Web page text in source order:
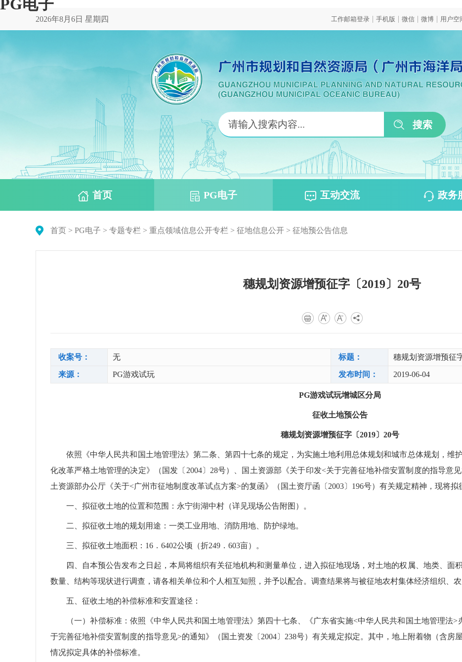
PG电子
2026年8月6日 星期四 工作邮箱登录 | 手机版 | 微信 | 微博 | 用户空
首页 PG电子 互动交流 政务
首页 > PG电子 > 专题专栏 > 重点领域信息公开专栏 > 征地信息公开 > 征地预公告信息
穗规划资源增预征字〔2019〕20号
收案号： 无 标题： 穗规划资源增预征
来源： PG游戏试玩 发布时间： 2019-06-04
PG游戏试玩增城区分局
征收土地预公告
穗规划资源增预征字〔2019〕20号
依照《中华人民共和国土地管理法》第二条、第四十七条的规定，为实施土地利用总体规划和城市总体规划，维
化改革严格土地管理的决定》（国发〔2004〕28号）、国土资源部《关于印发<关于完善征地补偿安置制度的指导意
土资源部办公厅《关于<广州市征地制度改革试点方案>的复函》（国土资厅函〔2003〕196号）有关规定精神，现将拟
一、拟征收土地的位置和范围：永宁街湖中村（详见现场公告附图）。
二、拟征收土地的规划用途：一类工业用地、消防用地、防护绿地。
三、拟征收土地面积：16．6402公顷（折249．603亩）。
四、自本预公告发布之日起，本局将组织有关征地机构和测量单位，进入拟征地现场，对土地的权属、地类、面
数量、结构等现状进行调查，请各相关单位和个人相互知照，并予以配合。调查结果将与被征地农村集体经济组织、
五、征收土地的补偿标准和安置途径：
（一）补偿标准：依照《中华人民共和国土地管理法》第四十七条、《广东省实施<中华人民共和国土地管理法
于完善征地补偿安置制度的指导意见>的通知》（国土资发〔2004〕238号）有关规定拟定。其中，地上附着物（含房
情况拟定具体的补偿标准。